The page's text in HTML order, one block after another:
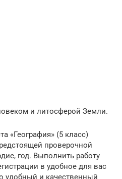
и литосферой Земли.
«География» (5 класс)
проверочной
год. Выполнить работу
в удобное для вас
удобный и качественный